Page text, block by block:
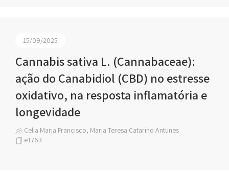
15/09/2025
Cannabis sativa L. (Cannabaceae):
ação do Canabidiol (CBD) no estresse
oxidativo, na resposta inflamatória e
longevidade
Celia Maria Francisco, Maria Teresa Catarino Antunes
e1763